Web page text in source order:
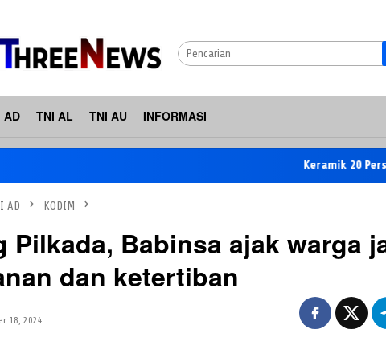
AD TNI AL TNI AU INFORMASI
Keramik 20 Persen,
AD KODIM
Pilkada, Babinsa ajak warga
dan ketertiban
18, 2024